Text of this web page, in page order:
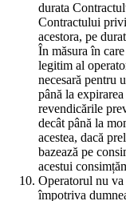
durata
Contractului
acestora, pe
În măsura în
legitim al
necesară pentru
până la
revendicările
decât până la
acestea, dacă
bazează pe
acestui
Operatorul nu
împotriva